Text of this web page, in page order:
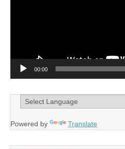
00:00
Powered by Translate